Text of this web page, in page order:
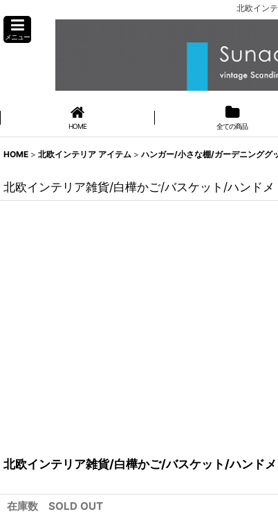
北欧イン
メニュー
HOME 全ての商品
HOME > 北欧インテリア アイテム > ハンガー/小さな棚/ガーデニンググ
北欧インテリア雑貨/白樺かご/バスケット/ハンド
北欧インテリア雑貨/白樺かご/バスケット/ハンド
在庫数 SOLD OUT